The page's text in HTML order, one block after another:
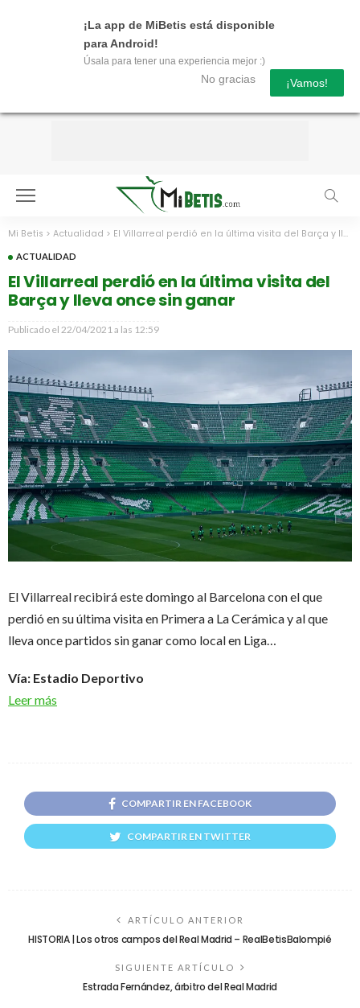
¡La app de MiBetis está disponible
para Android!
Úsala para tener una experiencia mejor :)
No gracias ¡Vamos!
Mi Betis > Actualidad > El Villarreal perdió en la última visita del Barça y lleva once sin ganar
ACTUALIDAD
El Villarreal perdió en la última visita del
Barça y lleva once sin ganar
Publicado el 22/04/2021 a las 12:59
El Villarreal recibirá este domingo al Barcelona con el que
perdió en su última visita en Primera a La Cerámica y al que
lleva once partidos sin ganar como local en Liga…
Vía: Estadio Deportivo
Leer más
COMPARTIR EN FACEBOOK
COMPARTIR EN TWITTER
ARTÍCULO ANTERIOR
HISTORIA | Los otros campos del Real Madrid – RealBetisBalompié
SIGUIENTE ARTÍCULO
Estrada Fernández, árbitro del Real Madrid